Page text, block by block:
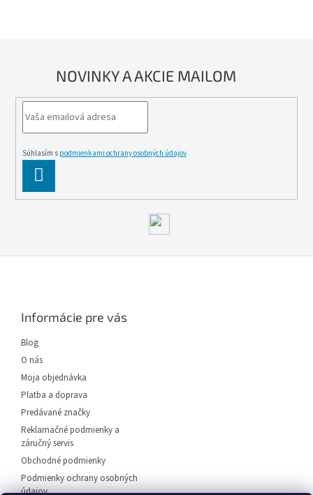
NOVINKY A AKCIE MAILOM
Súhlasím s podmienkami ochrany osobných údajov
SE
Informácie pre vás
Blog
O nás
Moja objednávka
Platba a doprava
Predávané značky
Reklamačné podmienky a
záručný servis
Obchodné podmienky
Podmienky ochrany osobných
údajov